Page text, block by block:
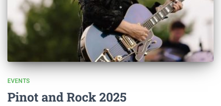
EVENTS
Pinot and Rock 2025